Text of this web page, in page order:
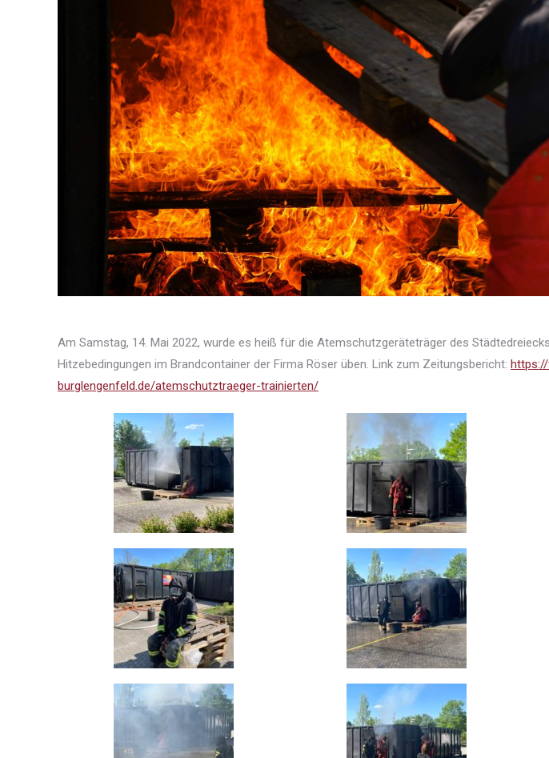
Am Samstag, 14. Mai 2022, wurde es heiß für die Atemschutzgeräteträger des
Hitzebedingungen im Brandcontainer der Firma Röser üben. Link zum Zeitungsbericht:
burglengenfeld.de/atemschutztraeger-trainierten/